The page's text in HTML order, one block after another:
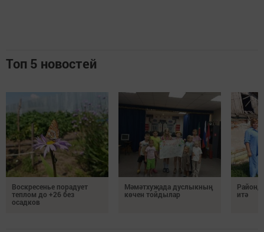
Топ 5 новостей
Воскресенье порадует
теплом до +26 без
осадков
Мәмәтхуҗада дуслыкның
көчен тойдылар
итә